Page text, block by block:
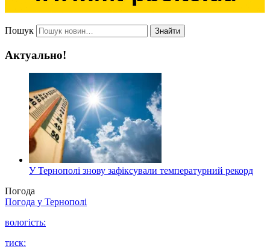
Пошук Знайти
Актуально!
У Тернополі знову зафіксували температурний рекорд
Погода
Погода у Тернополі
вологість:
тиск: